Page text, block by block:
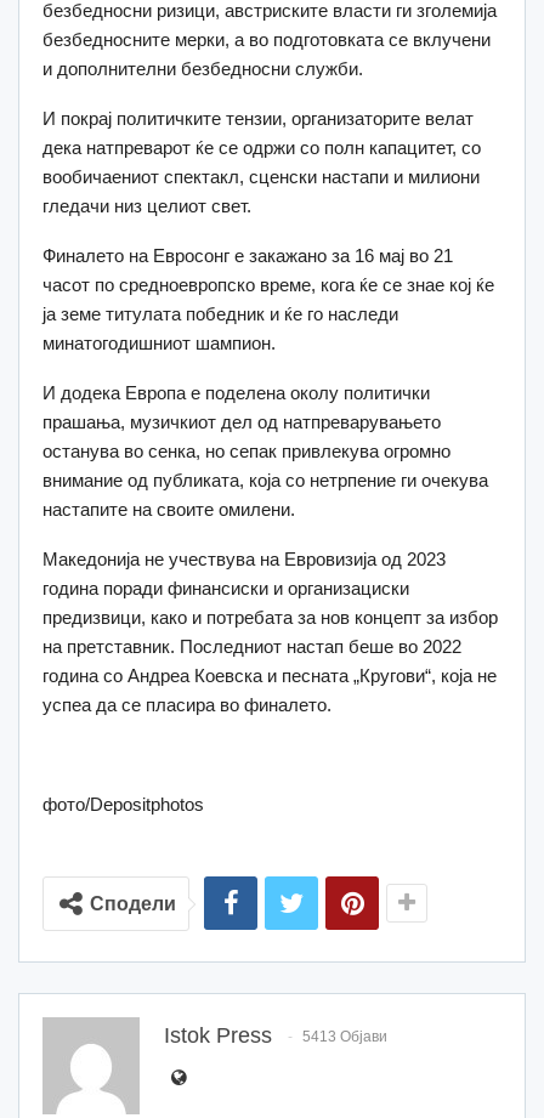
безбедносни ризици, австриските власти ги зголемија
безбедносните мерки, а во подготовката се вклучени
и дополнителни безбедносни служби.
И покрај политичките тензии, организаторите велат
дека натпреварот ќе се одржи со полн капацитет, со
вообичаениот спектакл, сценски настапи и милиони
гледачи низ целиот свет.
Финалето на Евросонг е закажано за 16 мај во 21
часот по средноевропско време, кога ќе се знае кој ќе
ја земе титулата победник и ќе го наследи
минатогодишниот шампион.
И додека Европа е поделена околу политички
прашања, музичкиот дел од натпреварувањето
останува во сенка, но сепак привлекува огромно
внимание од публиката, која со нетрпение ги очекува
настапите на своите омилени.
Македонија не учествува на Евровизија од 2023
година поради финансиски и организациски
предизвици, како и потребата за нов концепт за избор
на претставник. Последниот настап беше во 2022
година со Андреа Коевска и песната „Кругови“, која не
успеа да се пласира во финалето.
фото/Depositphotos
Сподели
Istok Press 5413 Објави